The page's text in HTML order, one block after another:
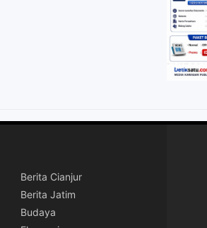
Berita Cianjur
Berita Jatim
Budaya